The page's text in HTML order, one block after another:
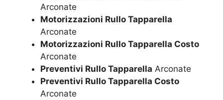
Arconate
Motorizzazioni Rullo Tapparella
Arconate
Motorizzazioni Rullo Tapparella Costo
Arconate
Preventivi Rullo Tapparella Arconate
Preventivi Rullo Tapparella Costo
Arconate